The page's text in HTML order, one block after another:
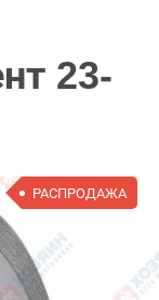
23-
РАСПРОДАЖА